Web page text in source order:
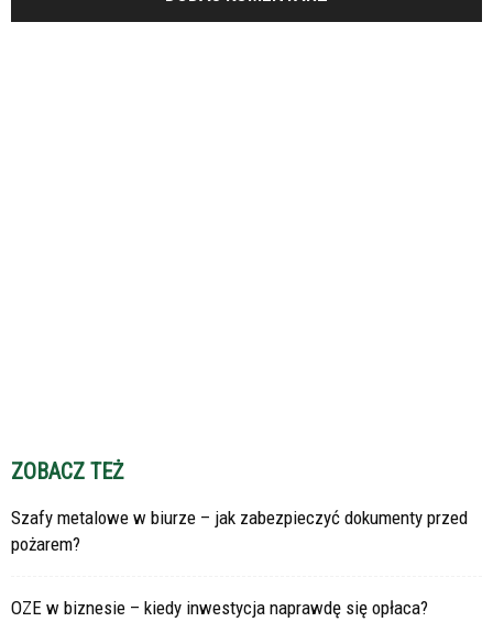
ZOBACZ TEŻ
Szafy metalowe w biurze – jak zabezpieczyć dokumenty przed
pożarem?
OZE w biznesie – kiedy inwestycja naprawdę się opłaca?